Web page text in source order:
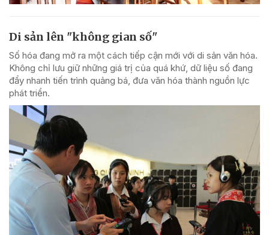
Di sản lên "không gian số"
Số hóa đang mở ra một cách tiếp cận mới với di sản văn hóa.
Không chỉ lưu giữ những giá trị của quá khứ, dữ liệu số đang
đẩy nhanh tiến trình quảng bá, đưa văn hóa thành nguồn lực
phát triển.